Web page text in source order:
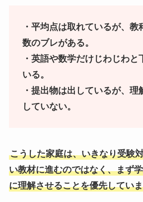
・平均点は取れているが、教
数のブレがある。
・英語や数学だけじわじわと
いる。
・提出物は出しているが、理
していない。
こうした家庭は、いきなり受験
い教材に進むのではなく、まず
に理解させることを優先してい